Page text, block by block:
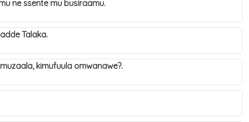
ne ssente mu busiraamu.
Talaka.
kimufuula omwanawe?.